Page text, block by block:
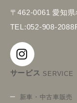
〒462-0061 愛知
TEL:052-908-2088
サービス SERVICE
新車・中古車販売